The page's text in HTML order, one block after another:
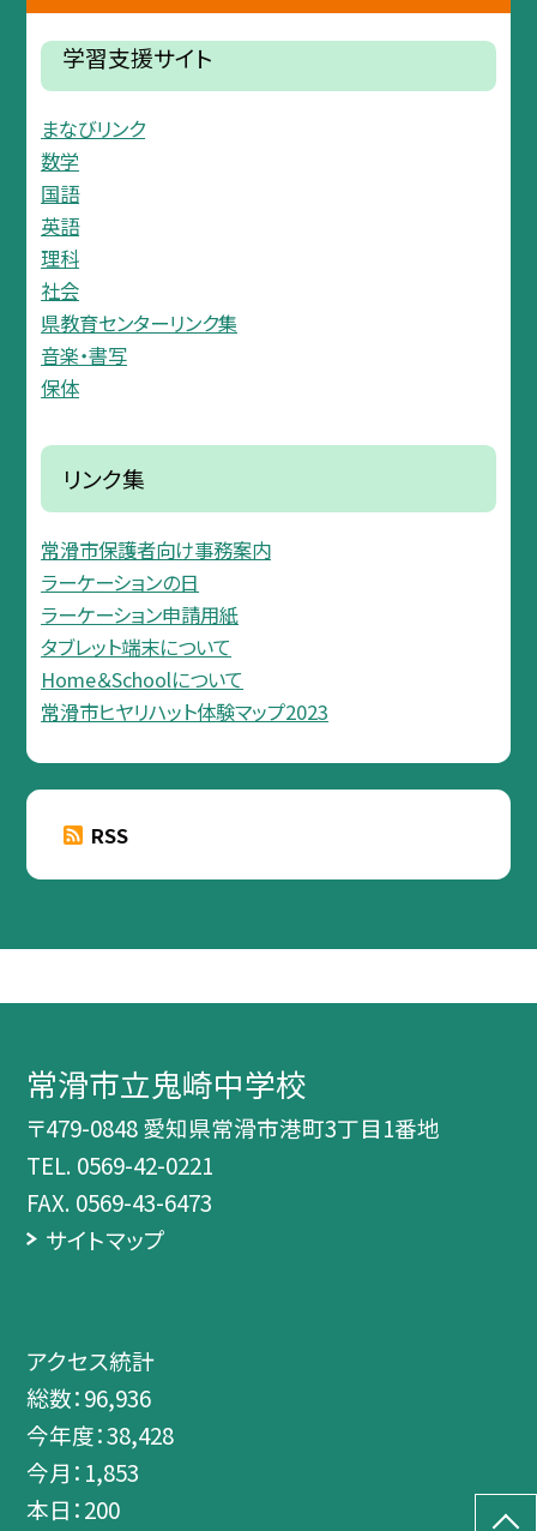
学習支援サイト
まなびリンク
数学
国語
英語
理科
社会
県教育センターリンク集
音楽・書写
保体
リンク集
常滑市保護者向け事務案内
ラーケーションの日
ラーケーション申請用紙
タブレット端末について
Home＆Schoolについて
常滑市ヒヤリハット体験マップ2023
RSS
常滑市立鬼崎中学校
〒479-0848 愛知県常滑市港町3丁目1番地
TEL. 0569-42-0221
FAX. 0569-43-6473
サイトマップ
アクセス統計
総数：96,936
今年度：38,428
今月： 1,853
本日：200